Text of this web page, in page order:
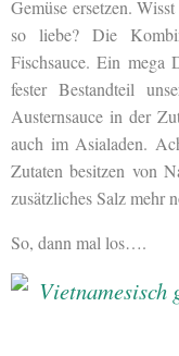
Gemüse ersetzen.
so liebe? Die
Fischsauce. Ein mega
fester Bestandteil
Austernsauce in der
auch im Asialaden.
Zutaten besitzen von
zusätzliches Salz mehr
So, dann mal los….